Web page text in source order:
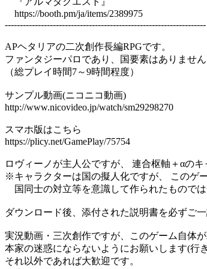
https://booth.pm/ja/items/2389975
-------------------------------------------------------------------
APヘタリアの二次創作長編RPGです。
ファンタジーパロであり、国要素はありません
（総プレイ時間7～9時間程度）
サンプル動画(ニコニコ動画)
http://www.nicovideo.jp/watch/sm29298270
スマホ版はこちら
https://plicy.net/GamePlay/75754
ロヴィーノが主人公ですが、 連合枢軸＋αのキ
※キャラクターは国の擬人化ですが、 このゲ
国同士の対立等を意識して作られたものでは
ダウンロード後、添付された説明書を必ずご一
実況動画・三次創作ですが、このゲーム自体が
本家の迷惑にならないようにお願いします(行
それ以外であれば大歓迎です。